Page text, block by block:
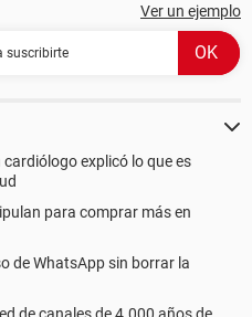
Ver un ejemplo
explicó lo que es
para comprar más en
de WhatsApp sin borrar la